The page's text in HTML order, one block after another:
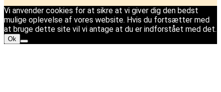
Vi anvender cookies for at sikre at vi giver dig den bedst
mulige oplevelse af vores website. Hvis du fortsætter med
at bruge dette site vil vi antage at du er indforstået med det.
Ok